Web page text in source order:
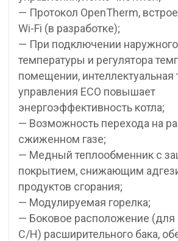
— Протокол OpenTherm,
Wi-Fi (в разработке);
— При подключении наружного
температуры и регулятора
помещении, интеллектуальная
управления ECO повышает
энергоэффективность котла;
— Возможность перехода на
сжиженном газе;
— Медный теплообменник с
покрытием, снижающим
продуктов сгорания;
— Модулируемая горелка;
— Боковое расположение (для
С/Н) расширительного бака,